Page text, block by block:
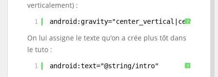
verticalement) :
?
1
On lui assigne le texte qu’on a crée plus tôt dans
le tuto :
?
1 android:text="@string/intro"